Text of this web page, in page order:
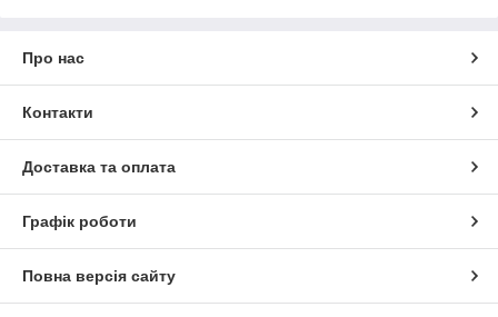
Про нас
Контакти
Доставка та оплата
Графік роботи
Повна версія сайту